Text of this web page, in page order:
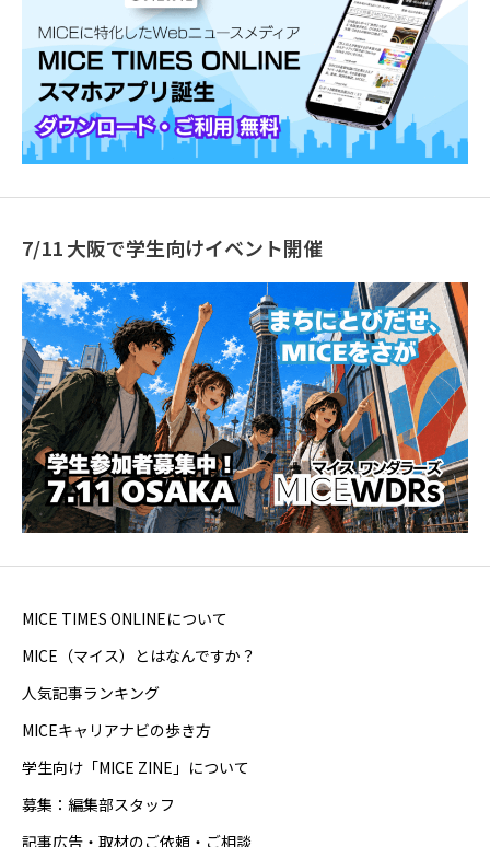
7/11 大阪で学生向けイベント開催
MICE TIMES ONLINEについて
MICE（マイス）とはなんですか？
人気記事ランキング
MICEキャリアナビの歩き方
学生向け「MICE ZINE」について
募集：編集部スタッフ
記事広告・取材のご依頼・ご相談